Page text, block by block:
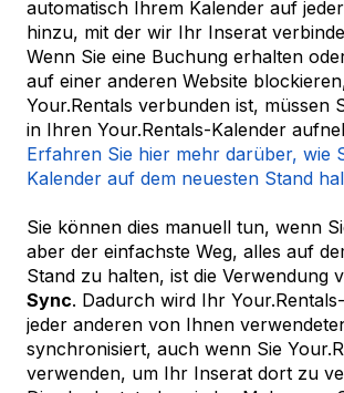
automatisch Ihrem Kalender auf
hinzu, mit der wir Ihr Inserat
Wenn Sie eine Buchung erhalten
auf einer anderen Website
Your.Rentals verbunden ist, müssen
in Ihren Your.Rentals-Kalender
Erfahren Sie hier mehr darüber, wie
Kalender auf dem neuesten Stand
Sie können dies manuell tun, wenn
aber der einfachste Weg, alles auf
Stand zu halten, ist die Verwendung
Sync. Dadurch wird Ihr
jeder anderen von Ihnen
synchronisiert, auch wenn Sie
verwenden, um Ihr Inserat dort zu